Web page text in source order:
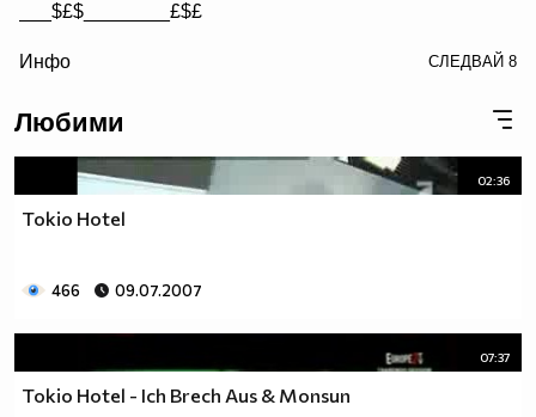
___$£$________£$£
£$£$£$________$£$£$
Инфо СЛЕДВАЙ 8
Любими
02:36
Tokio Hotel
466 09.07.2007
07:37
Tokio Hotel - Ich Brech Aus & Monsun